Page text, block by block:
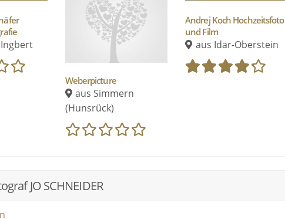
Weberpicture
aus Simmern
(Hunsrück)
Andrej Koch Hochzeitsfoto
und Film
aus Idar-Oberstein
JO SCHNEIDER